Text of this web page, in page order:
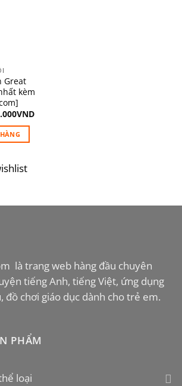
Great
kèm
VNDGiá
là trang web hàng đầu chuyên
tiếng Anh, tiếng Việt, ứng dụng
đồ chơi giáo dục dành cho trẻ em.
PHẨM
loại